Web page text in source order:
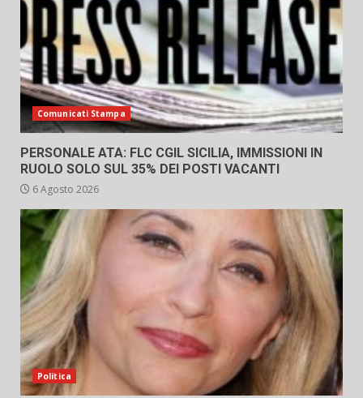
Comunicati Stampa
PERSONALE ATA: FLC CGIL SICILIA, IMMISSIONI IN
RUOLO SOLO SUL 35% DEI POSTI VACANTI
6 Agosto 2026
Politica